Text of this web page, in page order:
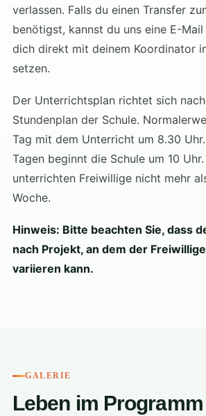
verlassen. Falls du einen Transfer
benötigst, kannst du uns eine E-
dich direkt mit deinem Koordinator
setzen.
Der Unterrichtsplan richtet sich
Stundenplan der Schule.
Tag mit dem Unterricht um 8.30
Tagen beginnt die Schule um 10
unterrichten Freiwillige nicht mehr
Woche.
Hinweis: Bitte beachten Sie, dass
nach Projekt, an dem der
variieren kann.
GALERIE
Leben im Programm